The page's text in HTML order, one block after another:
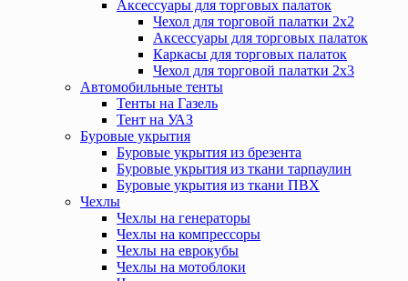
Аксессуары для торговых палаток
Чехол для торговой палатки 2х2
Аксессуары для торговых палаток
Каркасы для торговых палаток
Чехол для торговой палатки 2х3
Автомобильные тенты
Тенты на Газель
Тент на УАЗ
Буровые укрытия
Буровые укрытия из брезента
Буровые укрытия из ткани тарпаулин
Буровые укрытия из ткани ПВХ
Чехлы
Чехлы на генераторы
Чехлы на компрессоры
Чехлы на еврокубы
Чехлы на мотоблоки